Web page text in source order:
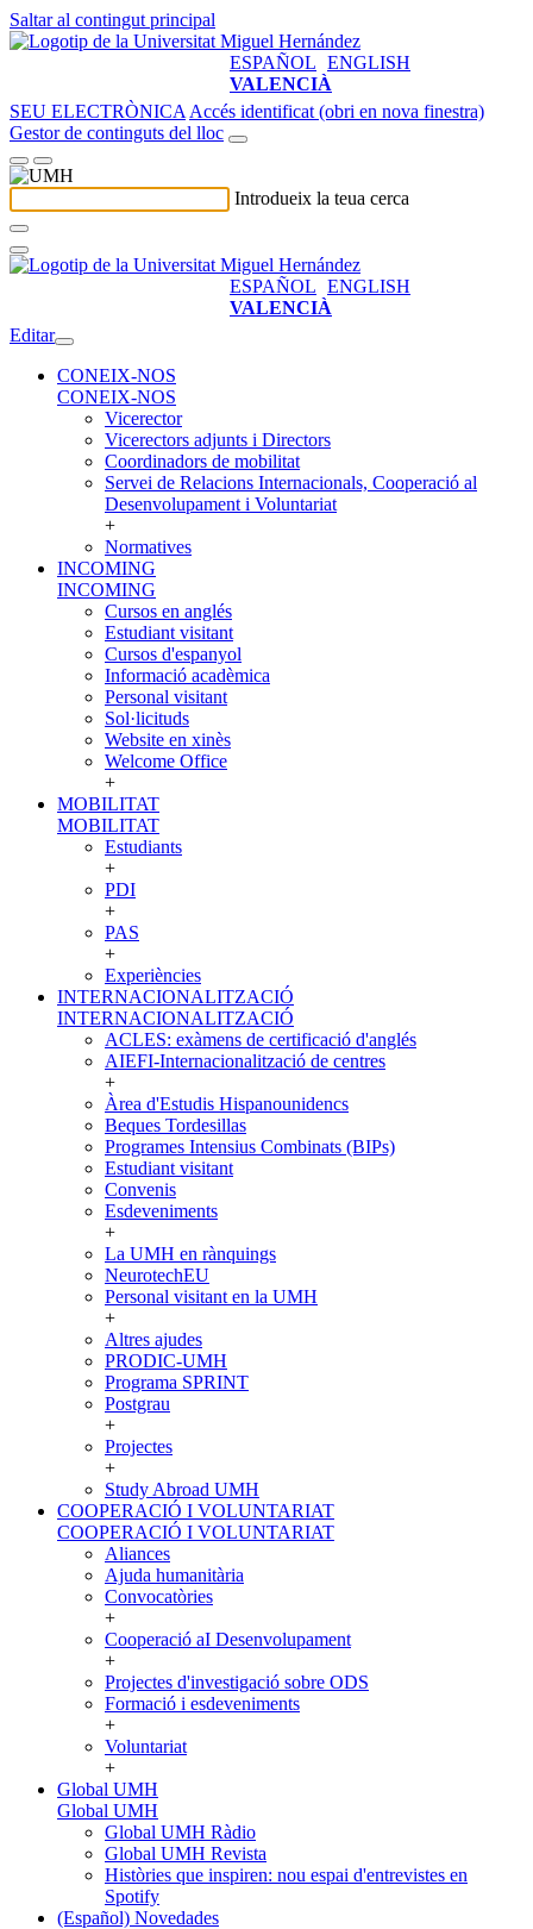
Saltar al contingut principal
ESPAÑOL ENGLISH
VALENCIÀ
SEU ELECTRÒNICA Accés identificat (obri en nova finestra)
Gestor de continguts del lloc
Introdueix la teua cerca
ESPAÑOL ENGLISH
VALENCIÀ
Editar
CONEIX-NOS
CONEIX-NOS
Vicerector
Vicerectors adjunts i Directors
Coordinadors de mobilitat
Servei de Relacions Internacionals, Cooperació al
Desenvolupament i Voluntariat
+
Normatives
INCOMING
INCOMING
Cursos en anglés
Estudiant visitant
Cursos d'espanyol
Informació acadèmica
Personal visitant
Sol·licituds
Website en xinès
Welcome Office
+
MOBILITAT
MOBILITAT
Estudiants
+
PDI
+
PAS
+
Experiències
INTERNACIONALITZACIÓ
INTERNACIONALITZACIÓ
ACLES: exàmens de certificació d'anglés
AIEFI-Internacionalització de centres
+
Àrea d'Estudis Hispanounidencs
Beques Tordesillas
Programes Intensius Combinats (BIPs)
Estudiant visitant
Convenis
Esdeveniments
+
La UMH en rànquings
NeurotechEU
Personal visitant en la UMH
+
Altres ajudes
PRODIC-UMH
Programa SPRINT
Postgrau
+
Projectes
+
Study Abroad UMH
COOPERACIÓ I VOLUNTARIAT
COOPERACIÓ I VOLUNTARIAT
Aliances
Ajuda humanitària
Convocatòries
+
Cooperació aI Desenvolupament
+
Projectes d'investigació sobre ODS
Formació i esdeveniments
+
Voluntariat
+
Global UMH
Global UMH
Global UMH Ràdio
Global UMH Revista
Històries que inspiren: nou espai d'entrevistes en
Spotify
(Español) Novedades